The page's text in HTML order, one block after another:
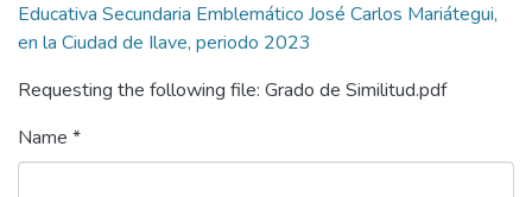
Educativa Secundaria Emblemático José Carlos Mariátegui,
en la Ciudad de Ilave, periodo 2023
Requesting the following file: Grado de Similitud.pdf
Name *